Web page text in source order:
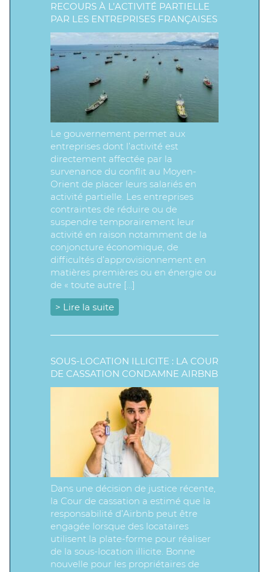
RECOURS À L’ACTIVITÉ PARTIELLE
PAR LES ENTREPRISES FRANÇAISES
Le gouvernement permet aux
entreprises dont l’activité est
directement affectée par la
survenance du conflit au Moyen-
Orient de placer leurs salariés en
activité partielle. Les entreprises
contraintes de réduire ou de
suspendre temporairement leur
activité en raison notamment de la
conjoncture économique, de
difficultés d’approvisionnement en
matières premières ou en énergie ou
de « toute autre […]
> Lire la suite
SOUS-LOCATION ILLICITE : LA COUR
DE CASSATION CONDAMNE AIRBNB
Dans une décision de justice récente,
la Cour de cassation a estimé que la
responsabilité d’Airbnb peut être
engagée lorsque des locataires
utilisent la plate-forme pour réaliser
de la sous-location illicite. Bonne
nouvelle pour les propriétaires de